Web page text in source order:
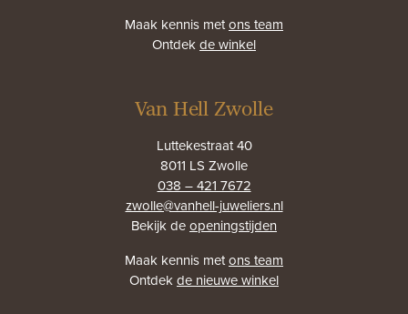
Maak kennis metons team
Ontdekde winkel
Van Hell Zwolle
Luttekestraat 40
8011 LS Zwolle
038 – 421 7672
zwolle@vanhell-juweliers.nl
Bekijk deopeningstijden
Maak kennis metons team
Ontdekde nieuwe winkel